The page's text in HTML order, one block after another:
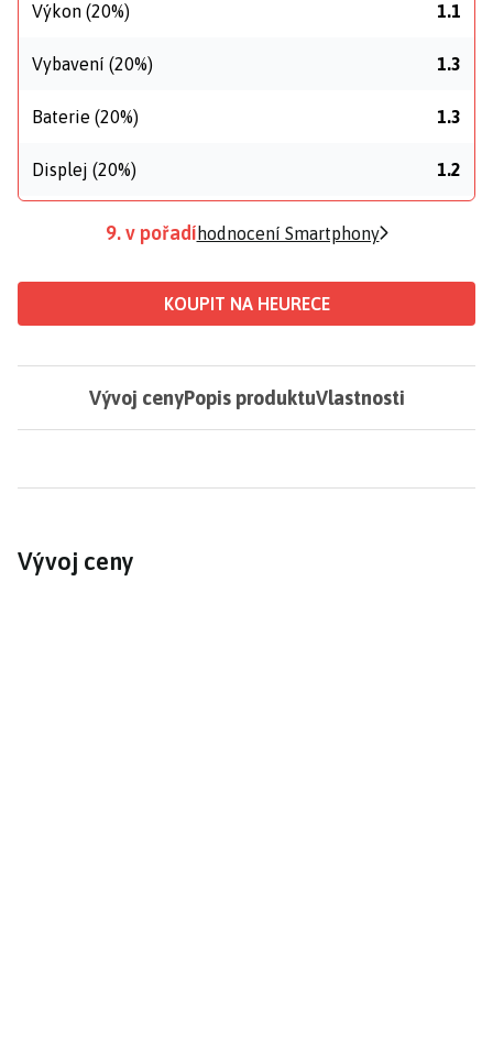
Výkon (20%) 1.1
Vybavení (20%) 1.3
Baterie (20%) 1.3
Displej (20%) 1.2
9. v pořadí hodnocení Smartphony
KOUPIT NA HEURECE
Vývoj cenyPopis produktuVlastnosti
Vývoj ceny